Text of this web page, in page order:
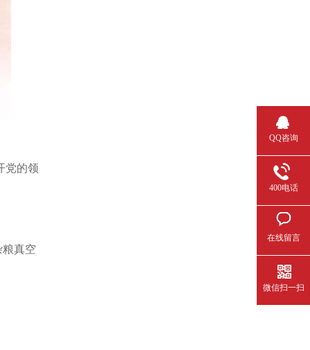
党的领
真空
QQ咨询
400电话
在线留言
微信扫一扫